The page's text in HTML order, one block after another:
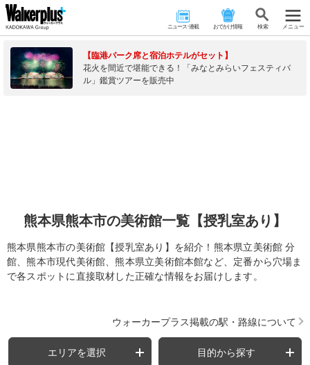
ニュース･連載 おでかけ情報 検 索 メニュー
【臨港パーク席と宿泊ホテルがセット】
花火を間近で堪能できる！「みなとみらいフェスティバ
ル」鑑賞ツアーを販売中
熊本県熊本市の美術館一覧【授乳室あり】
熊本県熊本市の美術館【授乳室あり】を紹介！熊本県立美術館 分
館、熊本市現代美術館、熊本県立美術館本館など、定番から穴場ま
で各スポットに直接取材した正確な情報をお届けします。
ウォーカープラス掲載の駅・路線について
エリアを選択 目的から探す